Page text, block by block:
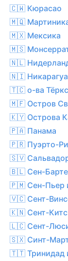
🇨🇼 Кюрасао
🇲🇶
🇲🇽 Мексика
🇲🇸
🇳🇱
🇳🇮 Никарагуа
🇹🇨 о-ва
🇲🇫 Остров
🇰🇾 Острова
🇵🇦 Панама
🇵🇷 Пуэрто-
🇸🇻
🇧🇱 Сен-
🇵🇲 Сен-Пьер
🇻🇨 Сент-
🇰🇳 Сент-Китс
🇱🇨 Сент-
🇸🇽 Синт-
🇹🇹 Тринидад